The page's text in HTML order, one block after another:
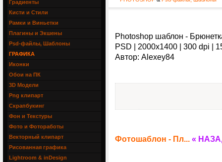
Photoshop шаблон -
PSD | 2000x1400 | 300 dpi |
Автор: Alexey84
Фотошаблон - Пл... «
Градиенты
Кисти и Стили
Рамки и Виньетки
Плагины и Экшены
Psd-файлы, Шаблоны
ГРАФИКА
Иконки
Обои на ПК
3D Модели
Png клипарт
Скрапбукинг
Фон и Текстуры
Фото и Фотоработы
Векторный клипарт
Рисованная графика
Lightroom & inDesign